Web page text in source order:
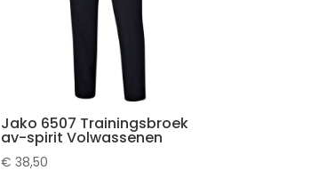
Jako 6507 Trainingsbroek
av-spirit Volwassenen
€ 38,50